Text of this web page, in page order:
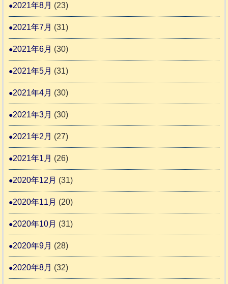
2021年8月 (23)
2021年7月 (31)
2021年6月 (30)
2021年5月 (31)
2021年4月 (30)
2021年3月 (30)
2021年2月 (27)
2021年1月 (26)
2020年12月 (31)
2020年11月 (20)
2020年10月 (31)
2020年9月 (28)
2020年8月 (32)